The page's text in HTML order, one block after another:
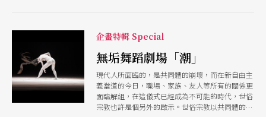
企畫特輯 Special
無垢舞蹈劇場「潮」
現代人所面臨的，是共同體的崩壞，而在新自由主
義當道的今日，職場、家族、友人等所有的關係更
面臨解組，在這儀式已經成為不可能的時代，世俗
宗教也許是個另外的啟示。世俗宗教以共同體的崩